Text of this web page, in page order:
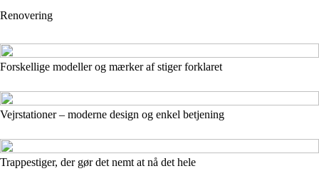
Renovering
Forskellige modeller og mærker af stiger forklaret
Vejrstationer – moderne design og enkel betjening
Trappestiger, der gør det nemt at nå det hele